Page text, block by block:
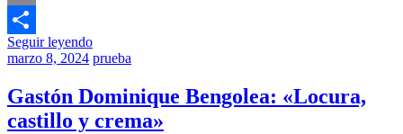
Email
Compartir
Seguir leyendo
marzo 8, 2024 prueba
Gastón Dominique Bengolea: «Locura,
castillo y crema»